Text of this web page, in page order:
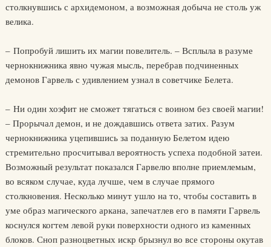
столкнувшись с архидемоном, а возможная добыча не столь уж
велика.
– Попробуй лишить их магии повелитель. – Всплыла в разуме
чернокнижника явно чужая мысль, перебрав подчиненных
демонов Гарвель с удивлением узнал в советчике Белета.
– Ни один хоэфит не сможет тягаться с воином без своей магии!
– Прорычал демон, и не дождавшись ответа затих. Разум
чернокнижника уцепившись за поданную Белетом идею
стремительно просчитывал вероятность успеха подобной затеи.
Возможный результат показался Гарвелю вполне приемлемым,
во всяком случае, куда лучше, чем в случае прямого
столкновения. Несколько минут ушло на то, чтобы составить в
уме образ магического аркана, запечатлев его в памяти Гарвель
коснулся когтем левой руки поверхности одного из каменных
блоков. Сноп разноцветных искр брызнул во все стороны окутав